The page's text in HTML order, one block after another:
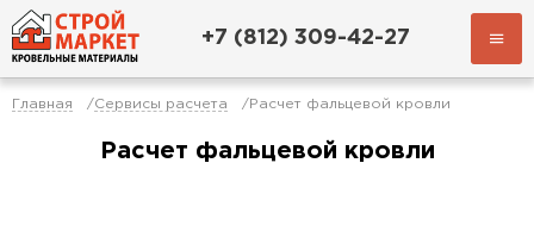
+7 (812) 309-42-27
Главная Сервисы расчета Расчет фальцевой кровли
Расчет фальцевой кровли